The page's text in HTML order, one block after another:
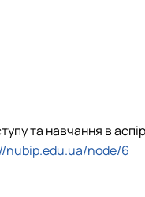
та навчання в
nubip.edu.ua/node/6